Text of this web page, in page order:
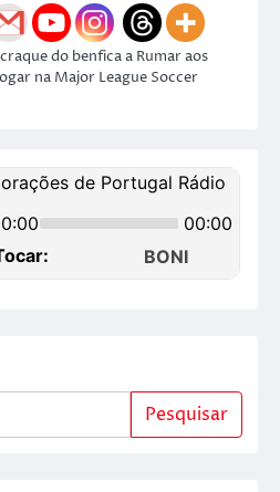
do benfica a Rumar aos
na Major League Soccer
Pesquisar